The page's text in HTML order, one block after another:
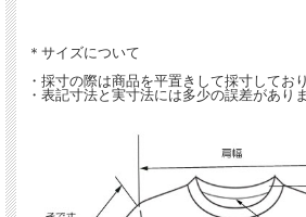
＊サイズについて
・採寸の際は商品を平置きして採寸してお
・表記寸法と実寸法には多少の誤差がありま